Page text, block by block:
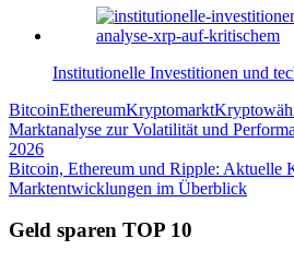
Institutionelle Investitionen und
BitcoinEthereumKryptomarkt
Beitragsnavigation
Vorheriger
Beitrag:
Marktanalyse zur Volatilität und
2026
Nächster
Beitrag:
Bitcoin, Ethereum und Ripple: Aktuelle
Marktentwicklungen im Überblick
Geld sparen TOP 10